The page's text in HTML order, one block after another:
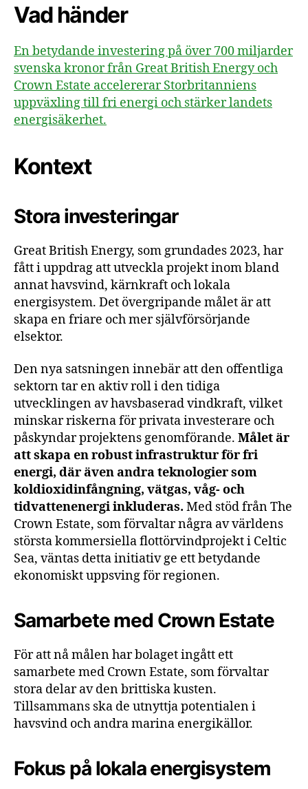
Vad händer
En betydande investering på över 700 miljarder
svenska kronor från Great British Energy och
Crown Estate accelererar Storbritanniens
uppväxling till fri energi och stärker landets
energisäkerhet.
Kontext
Stora investeringar
Great British Energy, som grundades 2023, har
fått i uppdrag att utveckla projekt inom bland
annat havsvind, kärnkraft och lokala
energisystem. Det övergripande målet är att
skapa en friare och mer självförsörjande
elsektor.
Den nya satsningen innebär att den offentliga
sektorn tar en aktiv roll i den tidiga
utvecklingen av havsbaserad vindkraft, vilket
minskar riskerna för privata investerare och
påskyndar projektens genomförande. Målet är
att skapa en robust infrastruktur för fri
energi, där även andra teknologier som
koldioxidinfångning, vätgas, våg- och
tidvattenenergi inkluderas. Med stöd från The
Crown Estate, som förvaltar några av världens
största kommersiella flottörvindprojekt i Celtic
Sea, väntas detta initiativ ge ett betydande
ekonomiskt uppsving för regionen.
Samarbete med Crown Estate
För att nå målen har bolaget ingått ett
samarbete med Crown Estate, som förvaltar
stora delar av den brittiska kusten.
Tillsammans ska de utnyttja potentialen i
havsvind och andra marina energikällor.
Fokus på lokala energisystem